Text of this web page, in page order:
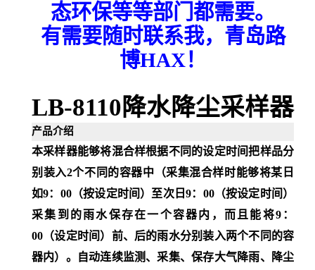
态环保等等部门都需要。
有需要随时联系我，青岛路
博HAX！
LB-8110降水降尘采样器
产品介绍
本采样器能够将混合样根据不同的设定时间把样品分
别装入2个不同的容器中（采集混合样时能够将某日
如9： 00（按设定时间）至次日9： 00（按设定时间）
采集到的雨水保存在一个容器内，而且能将9：
00 （设定时间）前、后的雨水分别装入两个不同的容
器内）。自动连续监测、采集、保存大气降雨、降尘